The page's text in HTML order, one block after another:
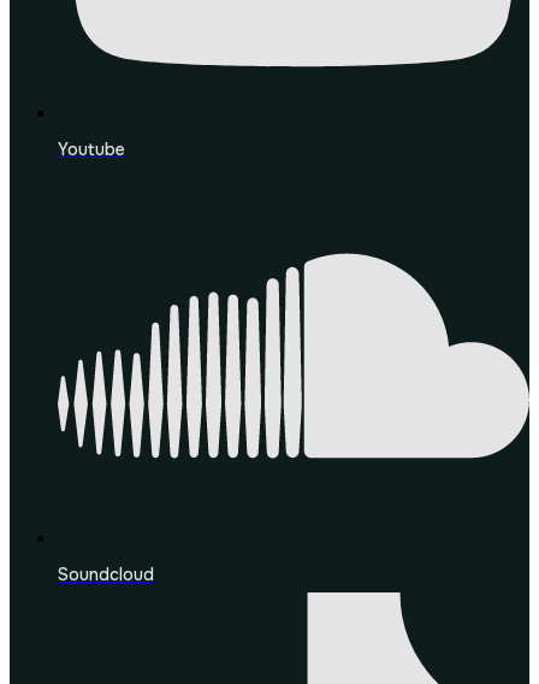
Youtube
Soundcloud